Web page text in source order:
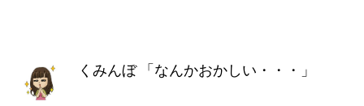
くみんぼ 「なんかおかしい・・・」